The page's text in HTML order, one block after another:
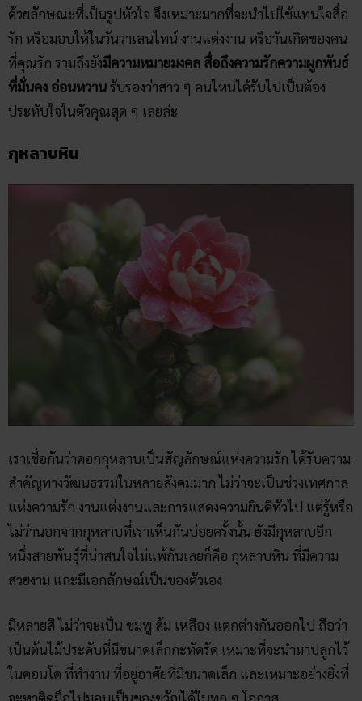
ด้วยลักษณะที่เป็นรูปหัวใจ จึงเหมาะมากที่จะนำไปใช้แทนใจสื่อ
รัก หรือมอบให้ในวันวาเลนไทน์ งานแต่งงาน หรือวันเกิดของคน
ที่คุณรัก รวมถึงยังมีความหมายมงคล สื่อถึงความรักความผูกพันธ์
ที่มั่นคง อ่อนหวานรับรองว่าสาว ๆ คนไหนได้รับไปเป็นต้อง
ประทับใจในตัวคุณสุด ๆ เลยล่ะ
กุหลาบหิน
เราเชื่อกันว่าดอกกุหลาบเป็นสัญลักษณ์แห่งความรัก ได้รับความ
สำคัญทางวัฒนธรรมในหลายสังคมมาก ไม่ว่าจะเป็นช่วงเทศกาล
แห่งความรัก งานแต่งงานและการแสดงความยินดีทั่วไป แต่รู้หรือ
ไม่ว่านอกจากกุหลาบที่เราเห็นกันบ่อยครั้งนั้น ยังมีกุหลาบอีก
หนึ่งสายพันธุ์ที่น่าสนใจไม่แพ้กันเลยก็คือ กุหลาบหิน ที่มีความ
สวยงาม และมีเอกลักษณ์เป็นของตัวเอง
มีหลายสี ไม่ว่าจะเป็น ชมพู ส้ม เหลือง แตกต่างกันออกไป ถือว่า
เป็นต้นไม้ประดับที่มีขนาดเล็กกะทัดรัด เหมาะที่จะนำมาปลูกไว้
ในคอนโด ที่ทำงาน ที่อยู่อาศัยที่มีขนาดเล็ก และเหมาะอย่างยิ่งที่